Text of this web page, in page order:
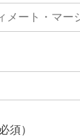
須）